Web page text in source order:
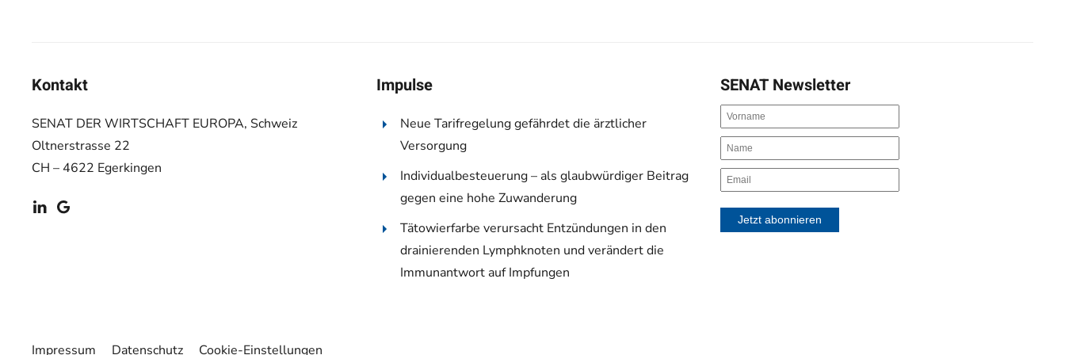
Kontakt
SENAT DER WIRTSCHAFT EUROPA, Schweiz
Oltnerstrasse 22
CH – 4622 Egerkingen
Impulse
Neue Tarifregelung gefährdet die ärztlicher
Versorgung
Individualbesteuerung – als glaubwürdiger Beitrag
gegen eine hohe Zuwanderung
Tätowierfarbe verursacht Entzündungen in den
drainierenden Lymphknoten und verändert die
Immunantwort auf Impfungen
SENAT Newsletter
Jetzt abonnieren
Impressum Datenschutz Cookie-Einstellungen